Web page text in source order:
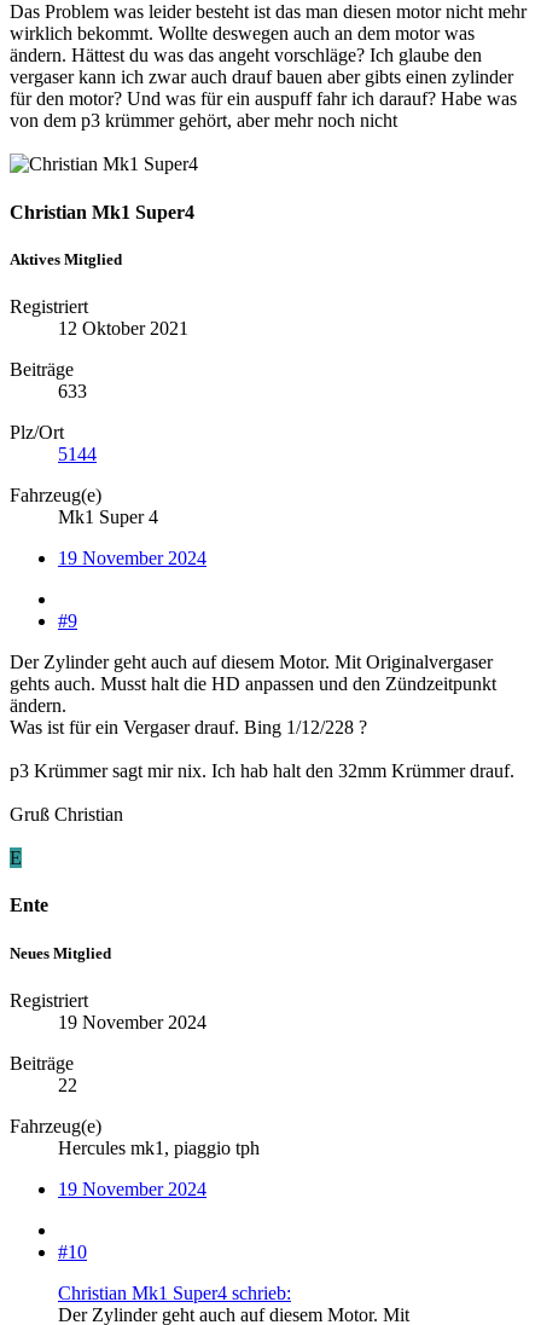
Das Problem was leider besteht ist das man diesen motor nicht mehr
wirklich bekommt. Wollte deswegen auch an dem motor was
ändern. Hättest du was das angeht vorschläge? Ich glaube den
vergaser kann ich zwar auch drauf bauen aber gibts einen zylinder
für den motor? Und was für ein auspuff fahr ich darauf? Habe was
von dem p3 krümmer gehört, aber mehr noch nicht
Christian Mk1 Super4
Aktives Mitglied
Registriert
12 Oktober 2021
Beiträge
633
Plz/Ort
5144
Fahrzeug(e)
Mk1 Super 4
19 November 2024
#9
Der Zylinder geht auch auf diesem Motor. Mit Originalvergaser
gehts auch. Musst halt die HD anpassen und den Zündzeitpunkt
ändern.
Was ist für ein Vergaser drauf. Bing 1/12/228 ?
p3 Krümmer sagt mir nix. Ich hab halt den 32mm Krümmer drauf.
Gruß Christian
E
Ente
Neues Mitglied
Registriert
19 November 2024
Beiträge
22
Fahrzeug(e)
Hercules mk1, piaggio tph
19 November 2024
#10
Christian Mk1 Super4 schrieb:
Der Zylinder geht auch auf diesem Motor. Mit